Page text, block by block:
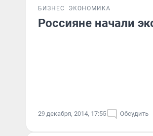
БИЗНЕС ЭКОНОМИКА
Россияне начали
29 декабря, 2014, 17:55 Обсудить